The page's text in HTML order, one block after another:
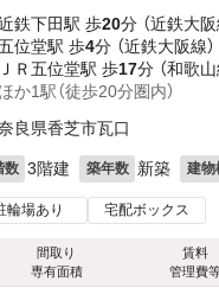
鉄下田駅 歩20分 （近鉄大阪
位堂駅 歩4分 （近鉄大阪線）
ＪＲ五位堂駅 歩17分 （和歌山
か1駅（徒歩20分圏内）
良県香芝市瓦口
数 3階建 築年数 新築 建物
輪場あり 宅配ボックス
間取り
専有面積
賃料
管理費